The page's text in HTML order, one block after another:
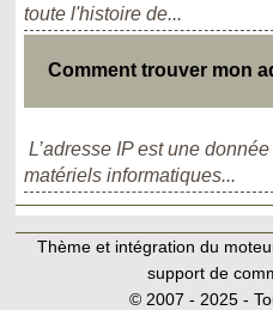
toute l'histoire de...
Comment trouver mon
L’adresse IP est une
matériels informatiques...
Thème et intégration du
support de
© 2007 - 2025 -